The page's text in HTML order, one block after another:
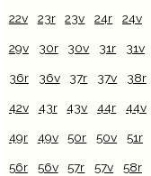
22v 23r 23v 24r 24v
29v 30r 30v 31r 31v
36r 36v 37r 37v 38r
42v 43r 43v 44r 44v
49r 49v 50r 50v 51r
56r 56v 57r 57v 58r